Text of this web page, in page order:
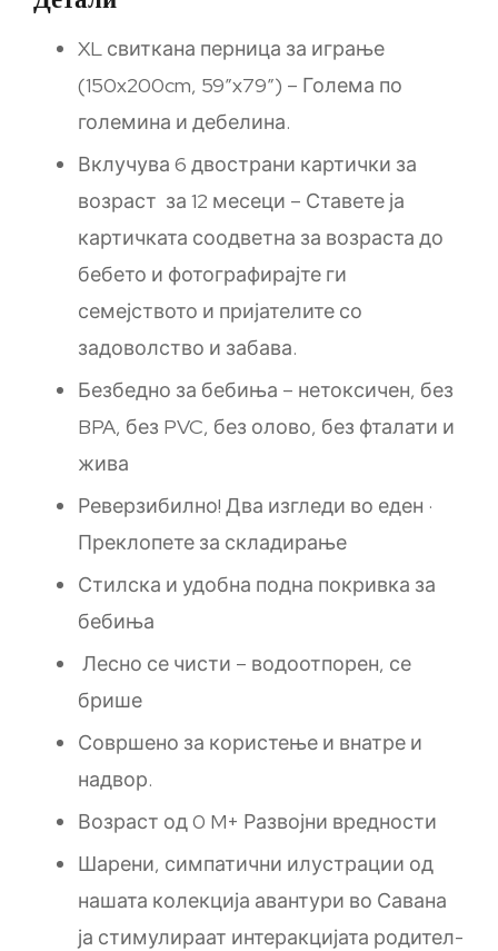
XL свиткана перница за играње
(150x200cm, 59”x79”) – Голема по
големина и дебелина.
Вклучува 6 двострани картички за
возраст за 12 месеци – Ставете ја
картичката соодветна за возраста до
бебето и фотографирајте ги
семејството и пријателите со
задоволство и забава.
Безбедно за бебиња – нетоксичен, без
BPA, без PVC, без олово, без фталати и
жива
Реверзибилно! Два изгледи во еден ·
Преклопете за складирање
Стилска и удобна подна покривка за
бебиња
Лесно се чисти – водоотпорен, се
брише
Совршено за користење и внатре и
надвор.
Возраст од 0 M+ Развојни вредности
Шарени, симпатични илустрации од
нашата колекција авантури во Савана
ја стимулираат интеракцијата родител-